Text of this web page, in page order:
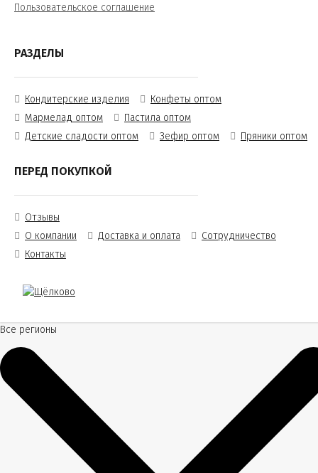
Пользовательское соглашение
РАЗДЕЛЫ
Кондитерские изделия
Конфеты оптом
Мармелад оптом
Пастила оптом
Детские сладости оптом
Зефир оптом Пряники оптом
ПЕРЕД ПОКУПКОЙ
Отзывы
О компании
Доставка и оплата
Сотрудничество
Контакты
Все регионы